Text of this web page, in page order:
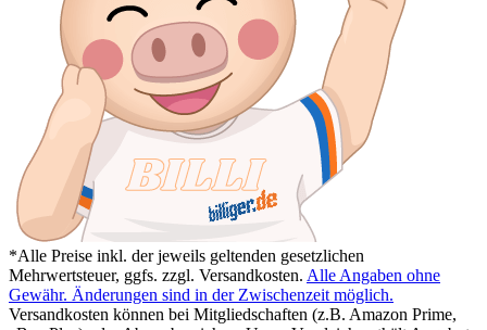
*Alle Preise inkl. der jeweils geltenden gesetzlichen
Mehrwertsteuer, ggfs. zzgl. Versandkosten. Alle Angaben ohne
Gewähr. Änderungen sind in der Zwischenzeit möglich.
Versandkosten können bei Mitgliedschaften (z.B. Amazon Prime,